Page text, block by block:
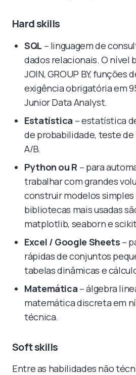
Hard skills
SQL – linguagem de
dados relacionais. O nível
JOIN, GROUP BY, funções
exigência obrigatória em
Junior Data Analyst.
Estatística – estatística
de probabilidade, teste
A/B.
Python ou R – para
trabalhar com grandes
construir modelos simples
bibliotecas mais usadas
matplotlib, seaborn e
Excel / Google Sheets –
rápidas de conjuntos
tabelas dinâmicas e
Matemática – álgebra
matemática discreta em
técnica.
Soft skills
Entre as habilidades não